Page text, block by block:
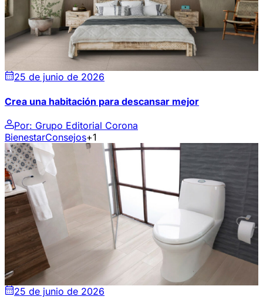
25 de junio de 2026
Crea una habitación para descansar mejor
Por: Grupo Editorial Corona
BienestarConsejos+1
25 de junio de 2026